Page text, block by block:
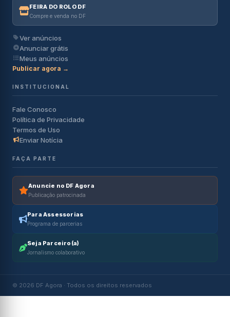
FEIRA DO ROLO DF
Compre e venda no DF
Ver anúncios
Anunciar grátis
Meus anúncios
Publicar agora →
INSTITUCIONAL
Fale Conosco
Política de Privacidade
Termos de Uso
Enviar Notícia
FAÇA PARTE
Anuncie no DF Agora
Publicação patrocinada
Para Assessorias
Programa de parcerias
Seja Parceiro(a)
Jornalismo colaborativo
© 2026 DF Agora · Todos os direitos reservados